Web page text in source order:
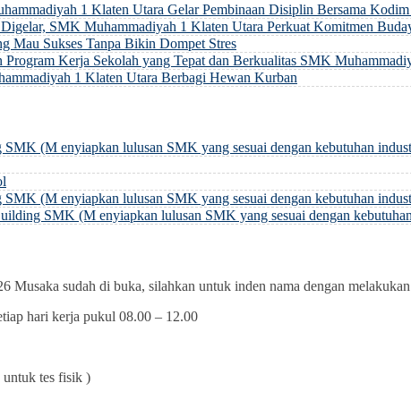
1 Klaten Utara Gelar Pembinaan Disiplin Bersama
SMK Muhammadiyah 1 Klaten Utara Perkuat Komitmen
Sukses Tanpa Bikin Dompet Stres
Kerja Sekolah yang Tepat dan Berkualitas SMK
1 Klaten Utara Berbagi Hewan Kurban
(M enyiapkan lulusan SMK yang sesuai dengan kebutuhan
(M enyiapkan lulusan SMK yang sesuai dengan kebutuhan
SMK (M enyiapkan lulusan SMK yang sesuai dengan
Musaka sudah di buka, silahkan untuk inden nama dengan
hari kerja pukul 08.00 – 12.00
untuk tes fisik )